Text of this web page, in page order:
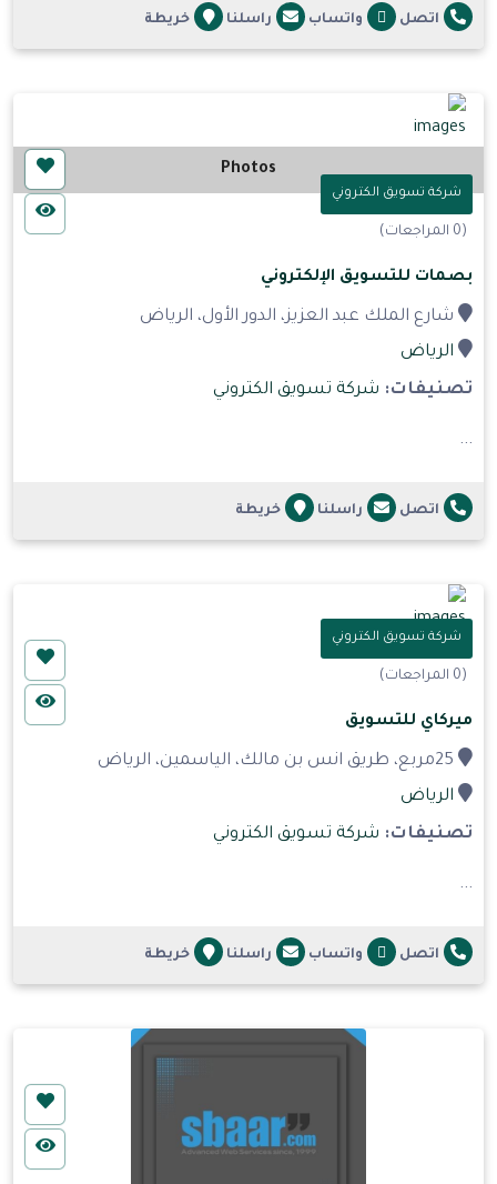
اتصل واتساب راسلنا خريطة
Photos
شركة تسويق الكتروني
(0 المراجعات)
بصمات للتسويق الإلكتروني
شارع الملك عبد العزيز، الدور الأول، الرياض
الرياض
تصنيفات: شركة تسويق الكتروني
...
اتصل راسلنا خريطة
شركة تسويق الكتروني
(0 المراجعات)
ميركاي للتسويق
الرياض
تصنيفات: شركة تسويق الكتروني
...
اتصل واتساب راسلنا خريطة